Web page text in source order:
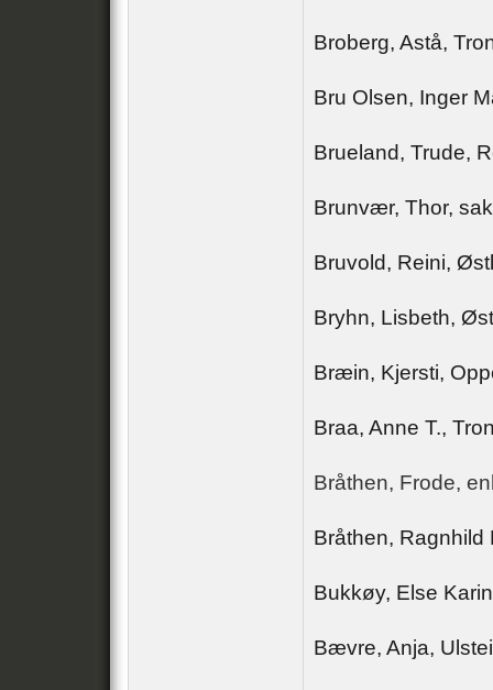
Broberg, Astå,
Bru Olsen, Inger
Brueland, Trude,
Brunvær, Thor,
Bruvold, Reini,
Bryhn, Lisbeth,
Bræin, Kjersti,
Braa, Anne T.,
Bråthen, Frode,
Bråthen, Ragnhild
Bukkøy, Else
Bævre, Anja,